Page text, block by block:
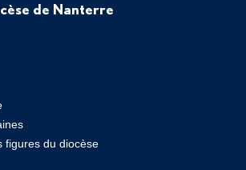
de Nanterre
figures du diocèse